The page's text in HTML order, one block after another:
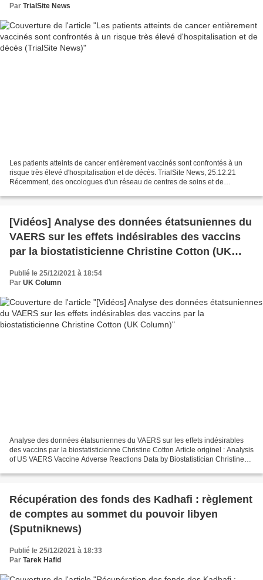
Par TrialSite News
Les patients atteints de cancer entièrement vaccinés sont confrontés à un
risque très élevé d'hospitalisation et de décès. TrialSite News, 25.12.21
Récemment, des oncologues d'un réseau de centres de soins et de
[Vidéos] Analyse des données étatsuniennes du
VAERS sur les effets indésirables des vaccins
par la biostatisticienne Christine Cotton (UK
Column)
Publié le 25/12/2021 à 18:54
Par UK Column
Analyse des données étatsuniennes du VAERS sur les effets indésirables
des vaccins par la biostatisticienne Christine Cotton Article originel : Analysis
of US VAERS Vaccine Adverse Reactions Data by Biostatistician Christine
Récupération des fonds des Kadhafi : règlement
de comptes au sommet du pouvoir libyen
(Sputniknews)
Publié le 25/12/2021 à 18:33
Par Tarek Hafid